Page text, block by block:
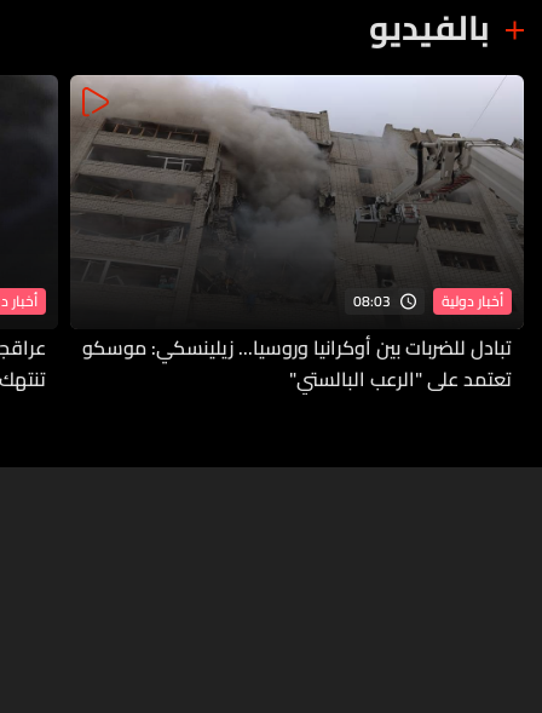
بالفيديو
أخبار دولية 08:03
تبادل للضربات بين أوكرانيا وروسيا... زيلينسكي: موسكو
تعتمد على "الرعب البالستي"
أخبار